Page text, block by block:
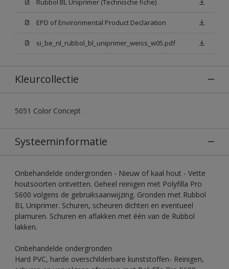
Rubbol BL Uniprimer (Technische fiche)
EPD of Environmental Product Declaration
si_be_nl_rubbol_bl_uniprimer_weiss_w05.pdf
Kleurcollectie
5051 Color Concept
Systeeminformatie
Onbehandelde ondergronden - Nieuw of kaal hout - Vette
houtsoorten ontvetten. Geheel reinigen met Polyfilla Pro
S600 volgens de gebruiksaanwijzing. Gronden met Rubbol
BL Uniprimer. Schuren, scheuren dichten en eventueel
plamuren. Schuren en aflakken met één van de Rubbol
lakken.
Onbehandelde ondergronden
Hard PVC, harde overschilderbare kunststoffen- Reinigen,